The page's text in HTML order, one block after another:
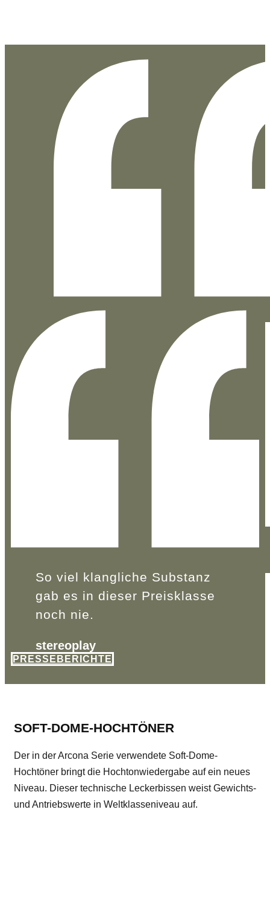
So viel klangliche Substanz
gab es in dieser Preisklasse
noch nie.
stereoplay
PRESSEBERICHTE
SOFT-DOME-HOCHTÖNER
Der in der Arcona Serie verwendete Soft-Dome-
Hochtöner bringt die Hochtonwiedergabe auf ein neues
Niveau. Dieser technische Leckerbissen weist Gewichts-
und Antriebswerte in Weltklasseniveau auf.